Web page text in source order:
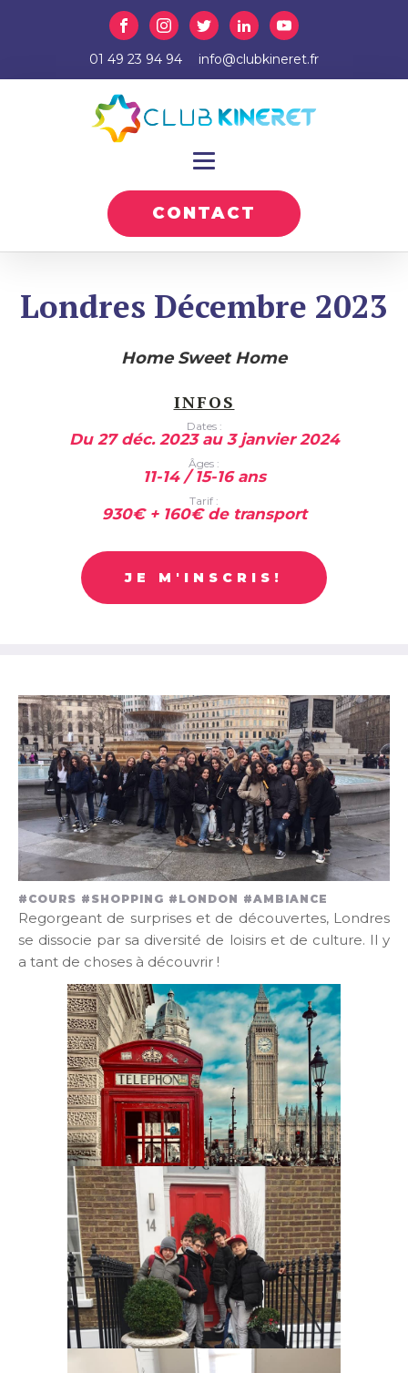
01 49 23 94 94 info@clubkineret.fr
CONTACT
Londres Décembre 2023
Home Sweet Home
INFOS
Dates :
Du 27 déc. 2023 au 3 janvier 2024
Âges :
11-14 / 15-16 ans
Tarif :
930€ + 160€ de transport
JE M'INSCRIS!
#COURS #SHOPPING #LONDON #AMBIANCE
Regorgeant de surprises et de découvertes, Londres
se dissocie par sa diversité de loisirs et de culture. Il y
a tant de choses à découvrir !